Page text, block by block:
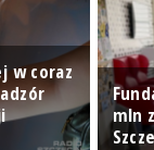
w coraz
mln